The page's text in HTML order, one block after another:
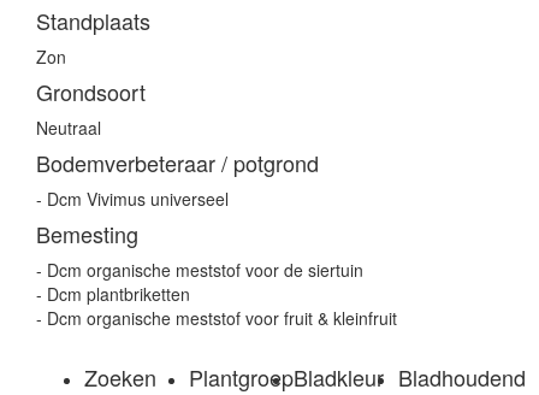
Standplaats
Zon
Grondsoort
Neutraal
Bodemverbeteraar / potgrond
- Dcm Vivimus universeel
Bemesting
- Dcm organische meststof voor de siertuin
- Dcm plantbriketten
- Dcm organische meststof voor fruit & kleinfruit
Zoeken PlantgroepBladkleur Bladhoudend